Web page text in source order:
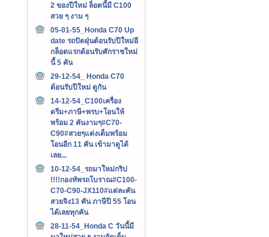
2 ของปีใหม่ ล็อตนี้มี C100
สวย ๆ งาม ๆ
05-01-55_Honda C70 Up
date รถปัดฝุ่นต้อนรับปีใหม่อี
กล็อตแรกต้อนรับศักราชใหม่
นี้ 5 คัน
29-12-54_ Honda C70
ต้อนรับปีใหม่ ดูกัน
14-12-54_C100เครื่อง
ดรีม+ภาษี+พรบ+โอนให้
พร้อม 2 คันงามๆ#C70-
C90#สวยๆแต่งเต็มพร้อม
โอนอีก 11 คัน เข้ามาดูได้
เลย...
10-12-54_รถมาใหม่กริป
!!!!กองทัพรถโบราณ#C100-
C70-C90-JX110#แต่ละคัน
สวยจิง13 คัน ภาษีปี 55 โอน
ได้เลยทุกคัน
28-11-54_Honda C วันนี้มี